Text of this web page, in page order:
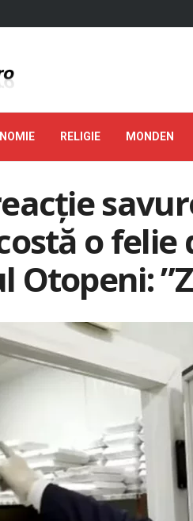
RELIGIE MONDEN
o felie
Otopeni: